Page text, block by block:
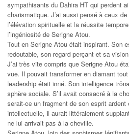
sympathisants du Dahira HT qui perdent
charismatique. J’ai aussi pensé à ceux
l’élévation spirituelle et la réussite
l’ingéniosité de Serigne Atou.
Tout en Serigne Atou était inspirant. Son
redoutable, son regard perçant et sa
J’ai très vite compris que Serigne Atou
vue. Il pouvait transformer en diamant
leadership était inné. Son intelligence
sphère sociale. S’il avait consacré à la
serait-ce un fragment de son esprit
intellectuelle, il aurait littéralement
ne lui arrivait pas à la cheville.